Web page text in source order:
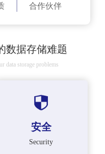
合作伙伴
数据存储难题
data storage problems
安全
Security